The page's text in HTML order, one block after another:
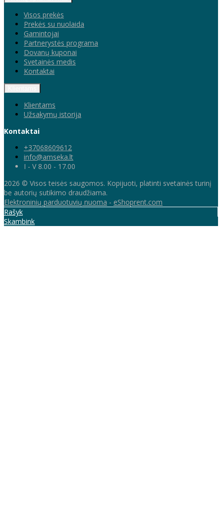
Visos prekės
Prekės su nuolaida
Gamintojai
Partnerystės programa
Dovanų kuponai
Svetainės medis
Kontaktai
Klientams
Užsakymų istorija
Kontaktai
+37068609612
info@amseka.lt
I - V 8.00 - 17.00
2026 © Visos teisės saugomos. Kopijuoti, platinti svetainės turinį
be autorių sutikimo draudžiama.
Elektroninių parduotuvių nuoma - eShoprent.com
Rašyk
Skambink